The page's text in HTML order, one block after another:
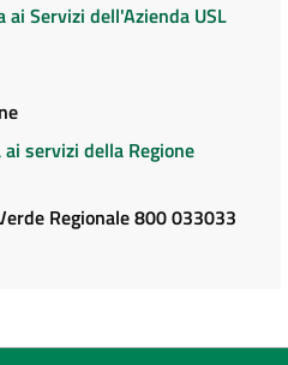
ai Servizi dell'Azienda USL
servizi della Regione
Regionale 800 033033